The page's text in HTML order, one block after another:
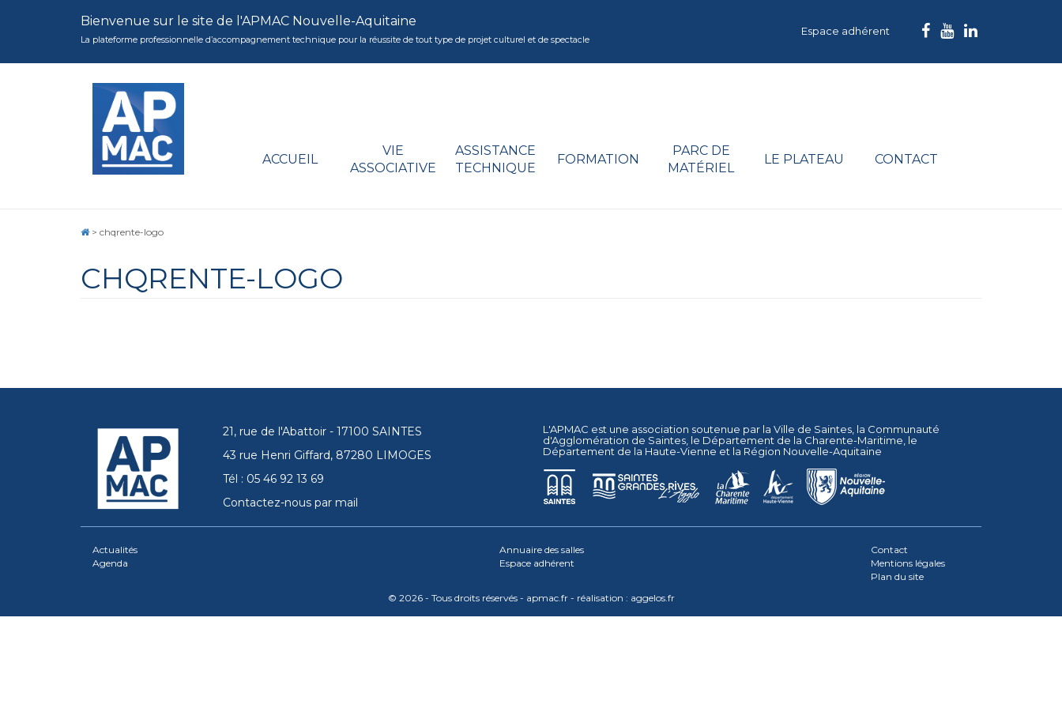
Bienvenue sur le site de l'APMAC Nouvelle-Aquitaine
La plateforme professionnelle d’accompagnement technique pour la réussite de tout type de projet culturel et de spectacle
Espace adhérent
ACCUEIL
VIE
ASSOCIATIVE
ASSISTANCE
TECHNIQUE
FORMATION
PARC DE
MATÉRIEL
LE PLATEAU CONTACT
> chqrente-logo
CHQRENTE-LOGO
21, rue de l'Abattoir - 17100 SAINTES
43 rue Henri Giffard, 87280 LIMOGES
Tél : 05 46 92 13 69
Contactez-nous par mail
L'APMAC est une association soutenue par la Ville de Saintes , la Communauté
d'Agglomération de Saintes , le Département de la Charente-Maritime , le
Département de la Haute-Vienne et la Région Nouvelle-Aquitaine
Actualités
Agenda
Annuaire des salles
Espace adhérent
Contact
Mentions légales
Plan du site
© 2026 - Tous droits réservés - apmac.fr - réalisation : aggelos.fr